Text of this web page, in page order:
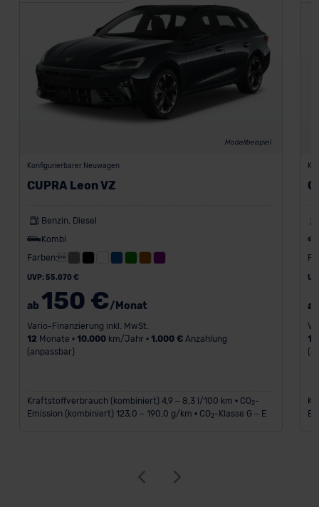
Modellbeispiel
Konfigurierbarer Neuwagen
CUPRA Leon VZ
Benzin, Diesel
Kombi
Farben:
UVP: 55.070 €
ab 150 €/Monat
Vario-Finanzierung inkl. MwSt.
12 Monate • 10.000km/Jahr • 1.000 €Anzahlung
(anpassbar)
Kraftstoffverbrauch (kombiniert) 4,9 – 8,3 l/100 km • CO2-
Emission (kombiniert) 123,0 – 190,0 g/km • CO2-Klasse G – E
12